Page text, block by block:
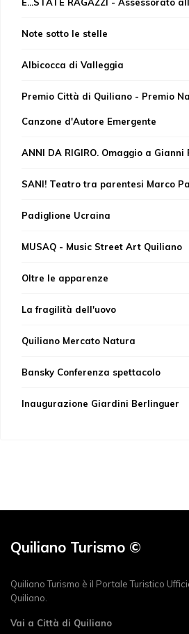
Note sotto le stelle
Albicocca di Valleggia
Premio Città di Quiliano - Premio
Canzone d'Autore Emergente
ANNI DA RIGIRO. Omaggio a Gianni
SANI! Teatro tra parentesi Marco
Padiglione Ucraina
MUSAQ - Music Street Art Quiliano
Oltre le apparenze
La fragilità dell'uovo
Quiliano Mercato Natura
Bansky Conferenza spettacolo
Inaugurazione Giardini Berlinguer
Quiliano Turismo ©
Quiliano Turismo è il Portale Turistico
Quiliano.
Vai a Città di Quiliano